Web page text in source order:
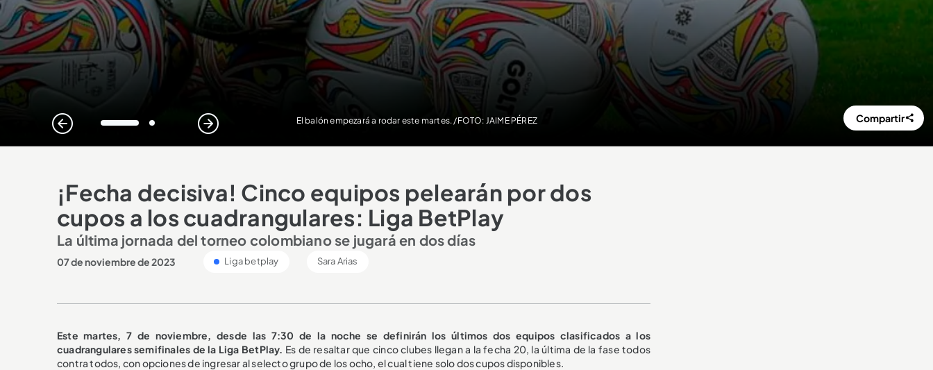
El balón empezará a rodar este martes. /FOTO: JAIME PÉREZ
1 2
Compartir
¡Fecha decisiva! Cinco equipos pelearán por dos
cupos a los cuadrangulares: Liga BetPlay
La última jornada del torneo colombiano se jugará en dos días
07 de noviembre de 2023 Liga betplay Sara Arias
Este martes, 7 de noviembre, desde las 7:30 de la noche se definirán los últimos dos equipos clasificados a los
cuadrangulares semifinales de la Liga BetPlay. Es de resaltar que cinco clubes llegan a la fecha 20, la última de la fase todos
contra todos, con opciones de ingresar al selecto grupo de los ocho, el cual tiene solo dos cupos disponibles.